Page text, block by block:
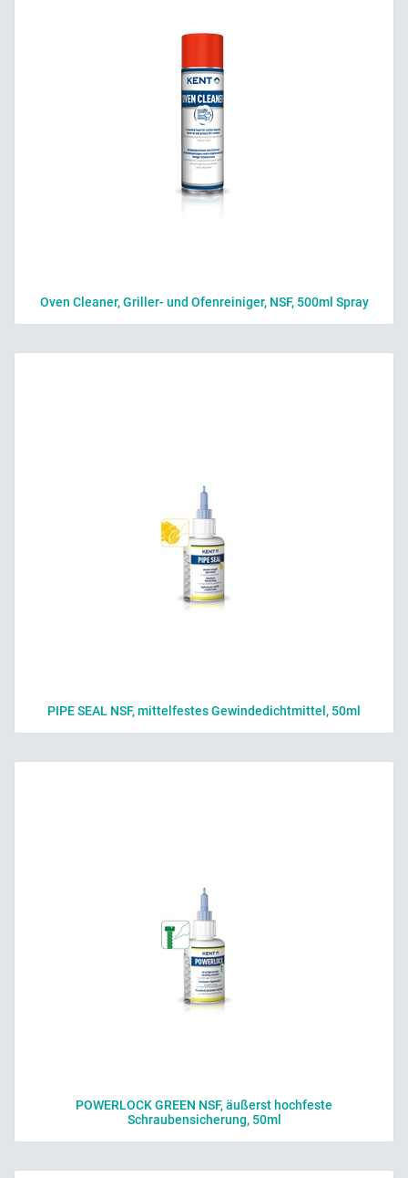
Oven Cleaner, Griller- und Ofenreiniger, NSF, 500ml Spray
PIPE SEAL NSF, mittelfestes Gewindedichtmittel, 50ml
POWERLOCK GREEN NSF, äußerst hochfeste
Schraubensicherung, 50ml